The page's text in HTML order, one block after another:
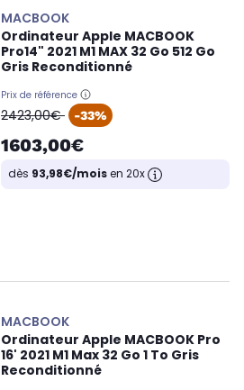
MACBOOK
Ordinateur Apple MACBOOK
Pro14" 2021 M1 MAX 32 Go 512 Go
Gris Reconditionné
Prix de référence
oldPrice
2423,00€ -33%
1603,00€
dès 93,98€/moisen 20x
MACBOOK
Ordinateur Apple MACBOOK Pro
16' 2021 M1 Max 32 Go 1 To Gris
Reconditionné